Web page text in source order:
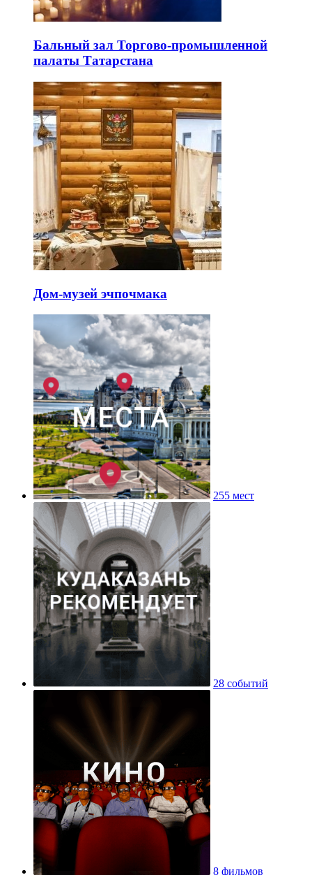
Бальный зал Торгово-промышленной
палаты Татарстана
Дом-музей эчпочмака
255 мест
28 событий
8 фильмов